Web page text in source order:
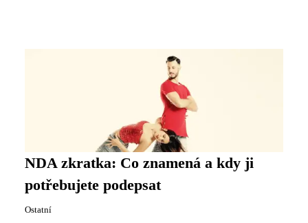
NDA zkratka: Co znamená a kdy ji
potřebujete podepsat
Ostatní